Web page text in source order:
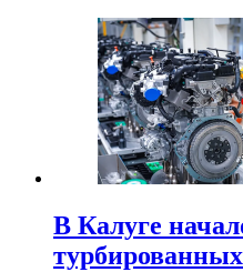
В Калуге